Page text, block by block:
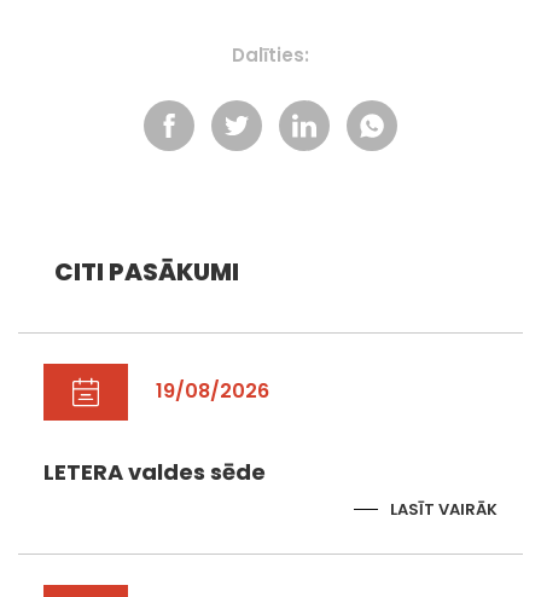
Dalīties:
CITI PASĀKUMI
19/08/2026
LETERA valdes sēde
LASĪT VAIRĀK